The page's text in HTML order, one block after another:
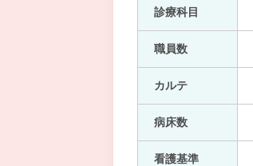
診療科目
職員数
カルテ
病床数
看護基準